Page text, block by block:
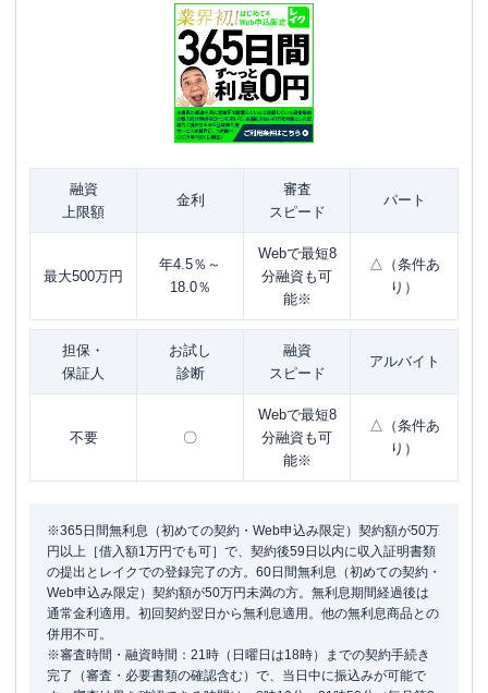
融資
上限額
金利
審査
スピード
パート
最大500万円
年4.5％～
18.0％
Webで最短8
分融資も可
能※
△（条件あ
り）
担保・
保証人
お試し
診断
融資
スピード
アルバイト
不要 〇
Webで最短8
分融資も可
能※
△（条件あ
り）
※365日間無利息（初めての契約・Web申込み限定）契約額が50万
円以上［借入額1万円でも可］で、契約後59日以内に収入証明書類
の提出とレイクでの登録完了の方。60日間無利息（初めての契約・
Web申込み限定）契約額が50万円未満の方。無利息期間経過後は
通常金利適用。初回契約翌日から無利息適用。他の無利息商品との
併用不可。
※審査時間・融資時間：21時（日曜日は18時）までの契約手続き
完了（審査・必要書類の確認含む）で、当日中に振込みが可能で